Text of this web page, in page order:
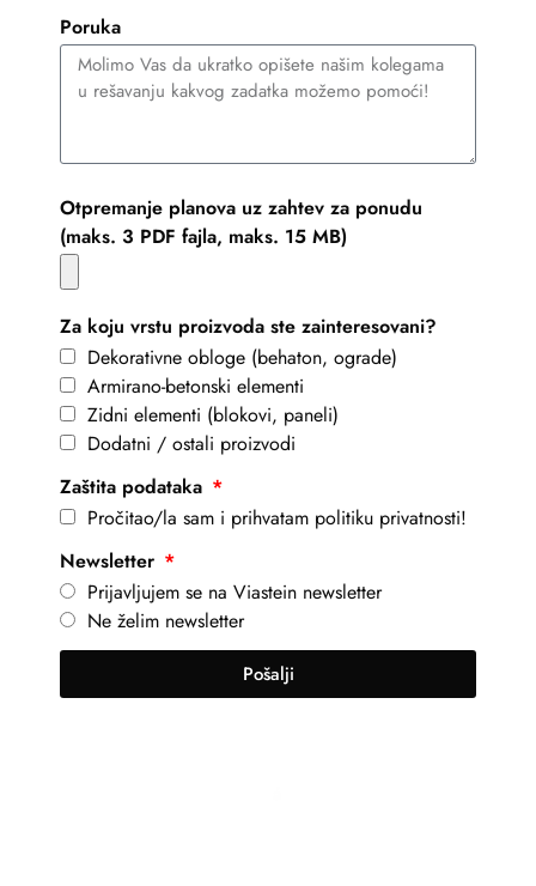
Poruka
Otpremanje planova uz zahtev za ponudu
(maks. 3 PDF fajla, maks. 15 MB)
Za koju vrstu proizvoda ste zainteresovani?
Dekorativne obloge (behaton, ograde)
Armirano-betonski elementi
Zidni elementi (blokovi, paneli)
Dodatni / ostali proizvodi
Zaštita podataka
Pročitao/la sam i prihvatam politiku privatnosti!
Newsletter
Prijavljujem se na Viastein newsletter
Ne želim newsletter
Pošalji